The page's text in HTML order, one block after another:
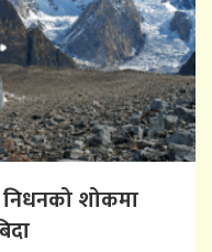
निधनको शोकमा